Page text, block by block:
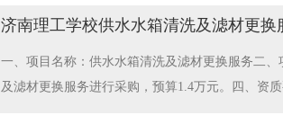
盘序列号等硬件信息相同的; （二）不同供应商的
法定代表人、委托代理人、项目经理、项目负责
责人由同一人签字的; （七）其它涉嫌串通的情形
能力提供本次采购货物供货能力。投标时提供：1
投标文件密封封装后通过专人送达的方式送达至
时八、开标时间：2023年8月28日下午14时九、
济南理工学校供水水箱清洗及滤材更换
一、项目名称：供水水箱清洗及滤材更换服务二
及滤材更换服务进行采购，预算1.4万元。四、资